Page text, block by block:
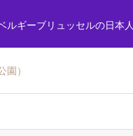
ルギーブリュッセルの日本
）